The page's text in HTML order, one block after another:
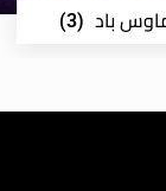
باد (3)